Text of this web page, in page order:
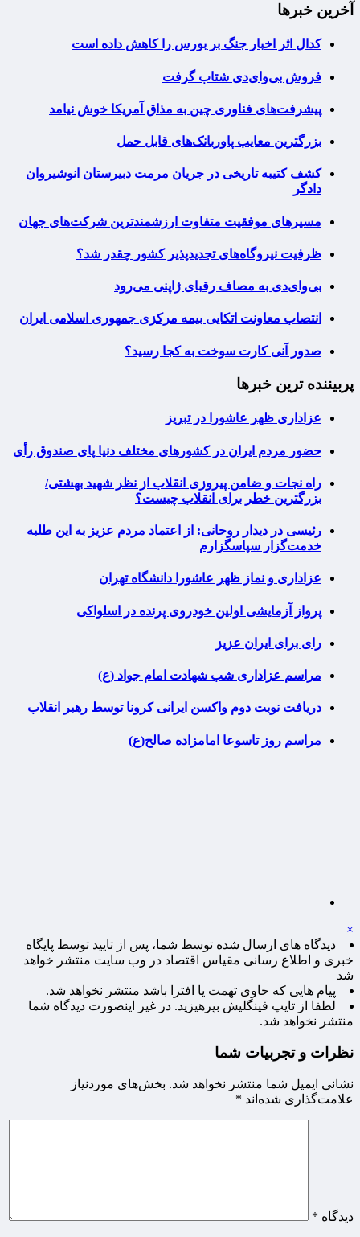
آخرین خبرها
کدال اثر اخبار جنگ بر بورس را کاهش داده است
فروش بی‌وای‌دی شتاب گرفت
پیشرفت‌های فناوری چین به مذاق آمریکا خوش نیامد
بزرگترین معایب پاوربانک‌های قابل حمل
کشف کتیبه تاریخی در جریان مرمت دبیرستان انوشیروان
دادگر
مسیرهای موفقیت متفاوت ارزشمندترین شرکت‌های جهان
ظرفیت نیروگاه‌های تجدیدپذیر کشور چقدر شد؟
بی‌وای‌دی به مصاف رقبای ژاپنی می‌رود
انتصاب معاونت اتکایی بیمه مرکزی جمهوری اسلامی ایران
صدور آنی کارت سوخت به کجا رسید؟
پربیننده ترین خبرها
عزاداری ظهر عاشورا در تبریز
حضور مردم ایران در کشورهای مختلف دنیا پای صندوق رأی
راه نجات و ضامن پیروزی انقلاب از نظر شهید بهشتی/
بزرگترین خطر برای انقلاب چیست؟
رئیسی در دیدار روحانی: از اعتماد مردم عزیز به این طلبه
خدمت‌گزار سپاسگزارم
عزاداری و نماز ظهر عاشورا دانشگاه تهران
پرواز آزمایشی اولین خودروی پرنده در اسلواکی
رای برای ایران عزیز
مراسم عزاداری شب شهادت امام جواد (ع)
دریافت نوبت دوم واکسن ایرانی کرونا توسط رهبر انقلاب
مراسم روز تاسوعا امامزاده صالح(ع)
×
دیدگاه های ارسال شده توسط شما، پس از تایید توسط پایگاه
خبری و اطلاع رسانی مقیاس اقتصاد در وب سایت منتشر خواهد
شد
پیام هایی که حاوی تهمت یا افترا باشد منتشر نخواهد شد.
لطفا از تایپ فینگلیش بپرهیزید. در غیر اینصورت دیدگاه شما
منتشر نخواهد شد.
نظرات و تجربیات شما
نشانی ایمیل شما منتشر نخواهد شد. بخش‌های موردنیاز
علامت‌گذاری شده‌اند *
دیدگاه *